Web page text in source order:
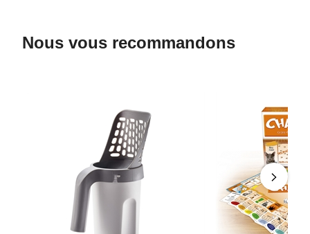
Nous vous recommandons